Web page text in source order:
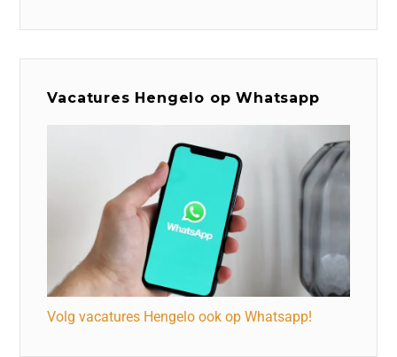
Vacatures Hengelo op Whatsapp
Volg vacatures Hengelo ook op Whatsapp!